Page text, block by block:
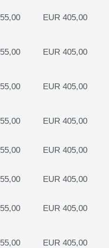
EUR 405,00
EUR 405,00
EUR 405,00
EUR 405,00
EUR 405,00
EUR 405,00
EUR 405,00
EUR 405,00